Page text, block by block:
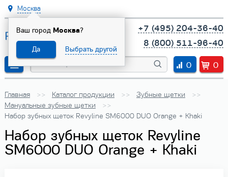
Москва
Ваш город Москва?
Да Выбрать другой
+7 (495) 204-36-40
8 (800) 511-96-40
0
0
Главная Каталог продукции
Зубные щетки
Мануальные зубные щетки
Набор зубных щеток Revyline SM6000 DUO Orange + Khaki
Набор зубных щеток Revyline
SM6000 DUO Orange + Khaki